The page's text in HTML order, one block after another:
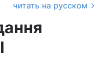
читать на русском